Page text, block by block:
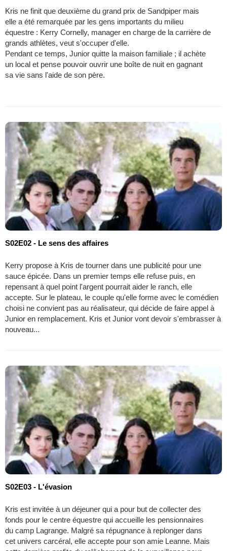
Kris ne finit que deuxième du grand prix de Sandpiper mais
elle a été remarquée par les gens importants du milieu
équestre : Kerry Cornelly, manager en charge de la carrière de
grands athlètes, veut s'occuper d'elle.
Pendant ce temps, Junior quitte la maison familiale ; il achète
un local et pense pouvoir ouvrir une boîte de nuit en gagnant
sa vie sans l'aide de son père.
S02E02 - Le sens des affaires
Kerry propose à Kris de tourner dans une publicité pour une
sauce épicée. Dans un premier temps elle refuse puis, en
repensant à quel point l'argent pourrait aider le ranch, elle
accepte. Sur le plateau, le couple qu'elle forme avec le comédien
choisi ne convient pas au réalisateur, qui décide de faire appel à
Junior en remplacement. Kris et Junior vont devoir s'embrasser à
nouveau...
S02E03 - L'évasion
Kris est invitée à un déjeuner qui a pour but de collecter des
fonds pour le centre équestre qui accueille les pensionnaires
du camp Lagrange. Malgré sa répugnance à replonger dans
cet univers carcéral, elle accepte pour son amie Leanne. Mais